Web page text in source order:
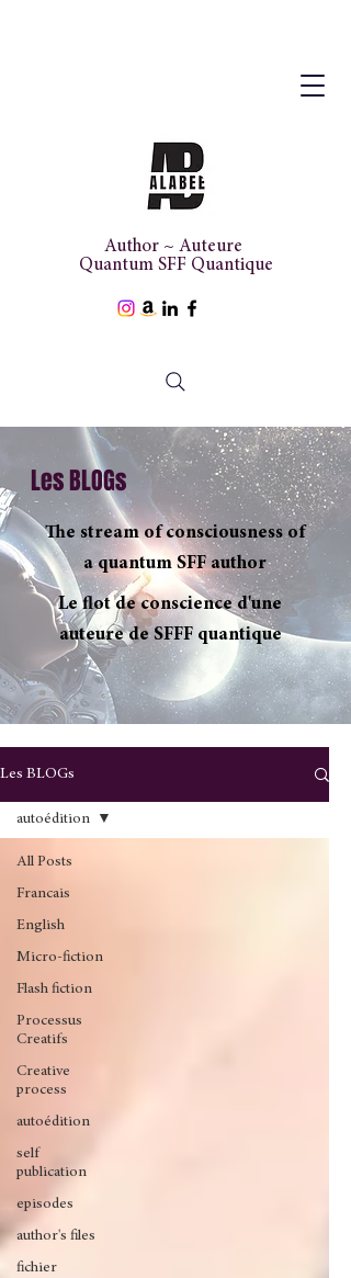
Author ~ Auteure
Quantum SFF Quantique
The stream of consciousness of
a quantum SFF author
Le flot de conscience d'une
auteure de SFFF quantique
Les BLOGs
Les BLOGs
All Posts
Francais
English
Micro-fiction
Flash fiction
Processus
Creatifs
Creative
process
autoédition
self
publication
episodes
author's files
fichier
autoédition